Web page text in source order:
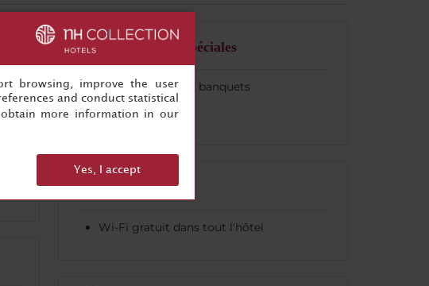
Occasions spéciales
Installations pour banquets
Mariages
Internet
Wi-Fi gratuit dans tout l'hôtel
browsing, improve the user
and conduct statistical
more information in our
Yes, I accept